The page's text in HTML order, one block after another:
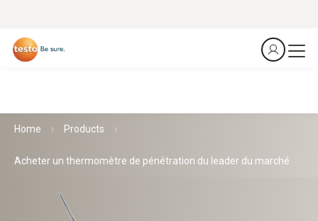
Home Products
Acheter un thermomètre de pénétration du leader du marché